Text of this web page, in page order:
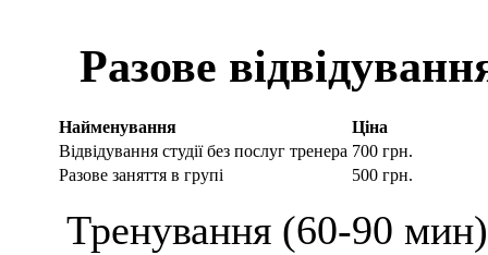
Разове
Найменування
Ціна
Відвідування студії без послуг тренера 700 грн.
Разове заняття в групі
500 грн.
Тренування (60-90 мин)